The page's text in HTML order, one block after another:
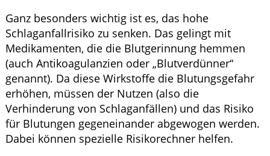
Ganz besonders wichtig ist es, das hohe
Schlaganfallrisiko zu senken. Das gelingt mit
Medikamenten, die die Blutgerinnung hemmen
(auch Antikoagulanzien oder „Blutverdünner“
genannt). Da diese Wirkstoffe die Blutungsgefahr
erhöhen, müssen der Nutzen (also die
Verhinderung von Schlaganfällen) und das Risiko
für Blutungen gegeneinander abgewogen werden.
Dabei können spezielle Risikorechner helfen.